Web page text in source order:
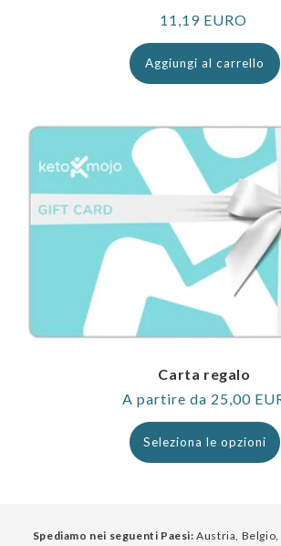
Prezzo
normale
11,19 EURO
Aggiungi al carrello
Carta regalo
Prezzo
normale
A partire da 25,00
Seleziona le opzioni
Spediamo nei seguenti Paesi: Austria, Belgio,